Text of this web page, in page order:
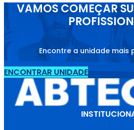
VAMOS COMEÇAR
Encontre a unidade mais
ENCONTRAR UNIDADE